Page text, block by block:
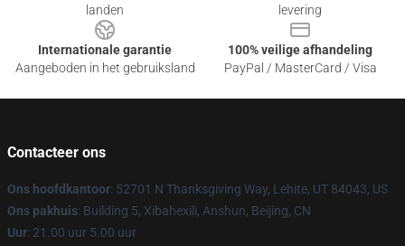
landen
levering
Internationale garantie
Aangeboden in het gebruiksland
100% veilige afhandeling
PayPal / MasterCard / Visa
Contacteer ons
Ons hoofdkantoor: 52701 N Thanksgiving Way, Lehite, UT 84043, US
Ons pakhuis: Building 5, Xibahexili, Anshun, Beijing, CN
Uur: 21.00 uur 5.00 uur